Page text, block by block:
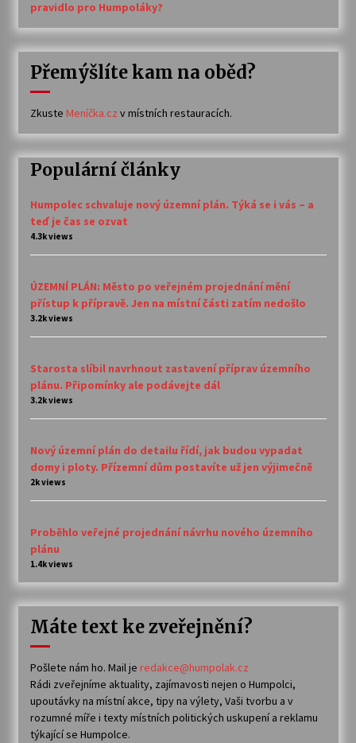
pravidlo pro Humpoláky?
Přemýšlíte kam na oběd?
Zkuste Meníčka.cz v místních restauracích.
Populární články
Humpolec schvaluje nový územní plán. Týká se i vás – a
teď je čas se ozvat
4.3k views
ÚZEMNÍ PLÁN: Město po veřejném projednání mění
přístup k přípravě. Jen na místní části zatím nedošlo
3.2k views
Starosta slíbil navrhnout zastavení příprav územního
plánu. Připomínky ale podávejte dál
3.2k views
Nový územní plán do detailu řídí, jak budou vypadat
domy i ploty. Přízemní dům postavíte už jen výjimečně
2k views
Proběhlo veřejné projednání návrhu nového územního
plánu
1.4k views
Máte text ke zveřejnění?
Pošlete nám ho. Mail je redakce@humpolak.cz
Rádi zveřejníme aktuality, zajímavosti nejen o Humpolci,
upoutávky na místní akce, tipy na výlety, Vaši tvorbu a v
rozumné míře i texty místních politických uskupení a reklamu
týkající se Humpolce.